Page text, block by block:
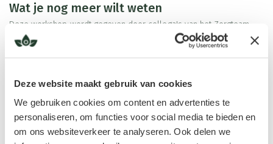
Deze website maakt gebruik van cookies
We gebruiken cookies om content en advertenties te
personaliseren, om functies voor social media te bieden en
om ons websiteverkeer te analyseren. Ook delen we
Wat je nog meer wilt weten
Deze workshop wordt gegeven door collega's van het Zorgteam.
Je ontvangt een mooi cursusboekje waarin je veel kunt terug lezen.
Zelf meenemen: neem voor jezelf een lunchpakket en handdoek